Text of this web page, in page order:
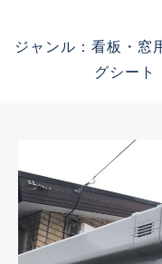
ジャンル：看板・窓
グシート